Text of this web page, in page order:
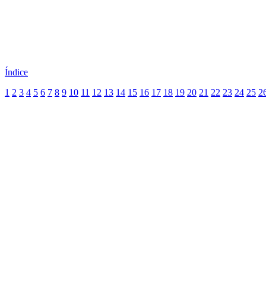
Índice
1 2 3 4 5 6 7 8 9 10 11 12 13 14 15 16 17 18 19 20 21 22 23 24 25